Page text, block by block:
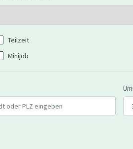
Teilzeit
Minijob
Sie eine Stadt oder Postleitzahl ein